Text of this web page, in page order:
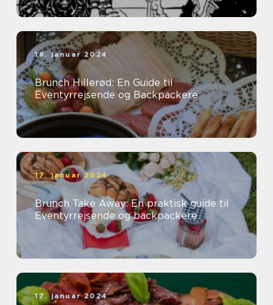
18. januar 2024
Brunch Hillerød: En Guide til
Eventyrrejsende og Backpackere
17. januar 2024
Brunch Take Away: En praktisk guide til
Eventyrrejsende og backpackere
17. januar 2024